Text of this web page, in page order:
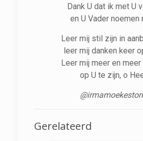
Dank U dat ik met U
en U Vader noemen
Leer mij stil zijn in
leer mij danken keer
Leer mij meer en
op U te zijn, o
Gerelateerd